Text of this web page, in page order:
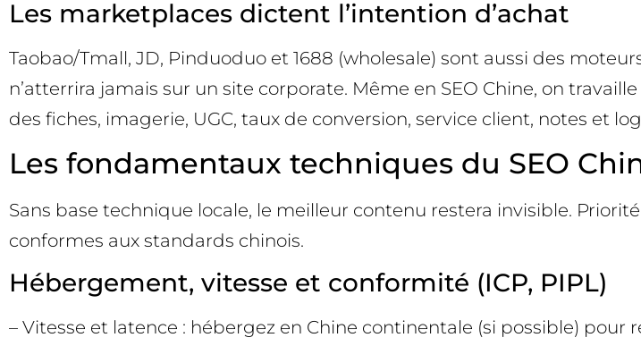
Les marketplaces dictent l’intention d’achat
Taobao/Tmall, JD, Pinduoduo et 1688 (wholesale) sont aussi des
n’atterrira jamais sur un site corporate. Même en SEO Chine, on
des fiches, imagerie, UGC, taux de conversion, service client, notes et
Les fondamentaux techniques du SEO
Sans base technique locale, le meilleur contenu restera invisible.
conformes aux standards chinois.
Hébergement, vitesse et conformité (ICP, PIPL)
– Vitesse et latence : hébergez en Chine continentale (si possible) pour